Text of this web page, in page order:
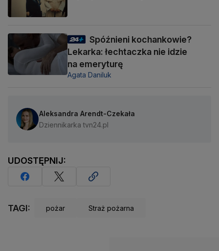
Spóźnieni kochankowie?
Lekarka: łechtaczka nie idzie
na emeryturę
Agata Daniluk
Aleksandra Arendt-Czekała
Dziennikarka tvn24.pl
UDOSTĘPNIJ:
TAGI: pożar Straż pożarna